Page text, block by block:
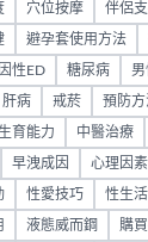
穴位按摩 伴侶
避孕套使用方法
性ED 糖尿病
肝病 戒菸 預防方
生育能力 中醫治療
早洩成因 心理因素
性愛技巧 性生
液態威而鋼 購